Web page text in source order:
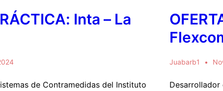
Inta – La
de Contramedidas del Instituto
Juabarb1